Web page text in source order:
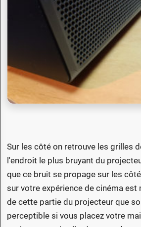
Sur les côté on retrouve les grilles
l'endroit le plus bruyant du
que ce bruit se propage sur les
sur votre expérience de cinéma est
de cette partie du projecteur que
perceptible si vous placez votre